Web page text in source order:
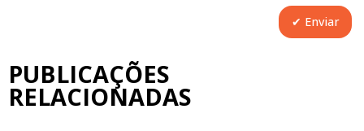
PUBLICAÇÕES
RELACIONADAS